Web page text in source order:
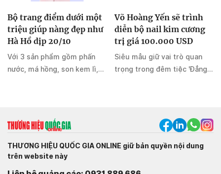
Bộ trang điểm dưới một
triệu giúp nàng đẹp như
Hà Hồ dịp 20/10
Với 3 sản phẩm gồm phấn
nước, má hồng, son kem lì,
Võ Hoàng Yến sẽ trình
diễn bộ nail kim cương
trị giá 100.000 USD
Siêu mẫu giữ vai trò quan
trọng trong đêm tiệc 'Đẳng
THƯƠNG HIỆU QUỐC GIA ONLINE giữ bản quyền nội dung
trên website này